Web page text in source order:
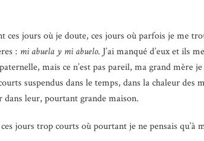
ces jours où je doute, ces jours où parfois je me
: mi abuela y mi abuelo. J’ai manqué d’eux et ils
mais ce n’est pas pareil, ma grand mère
suspendus dans le temps, dans la chaleur des
dans leur, pourtant grande maison.
jours trop courts où pourtant je ne pensais qu’à